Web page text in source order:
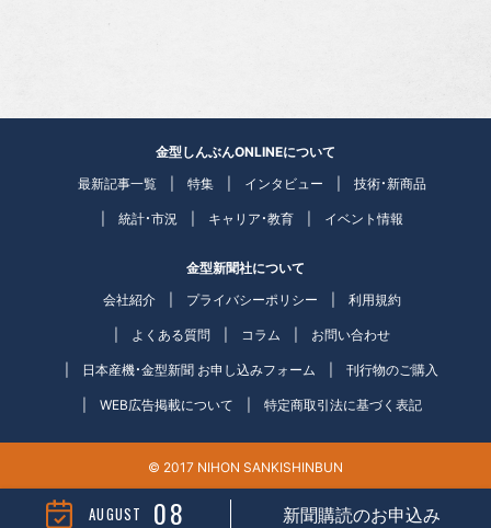
AUGUST 08 新聞購読のお申込み
金型しんぶんONLINEについて
最新記事一覧
特集 インタビュー 技術・新商品
統計・市況 キャリア・教育 イベント情報
金型新聞社について
会社紹介
プライバシーポリシー 利用規約
よくある質問 コラム お問い合わせ
日本産機・金型新聞 お申し込みフォーム 刊行物のご購入
WEB広告掲載について 特定商取引法に基づく表記
© 2017 NIHON SANKISHINBUN